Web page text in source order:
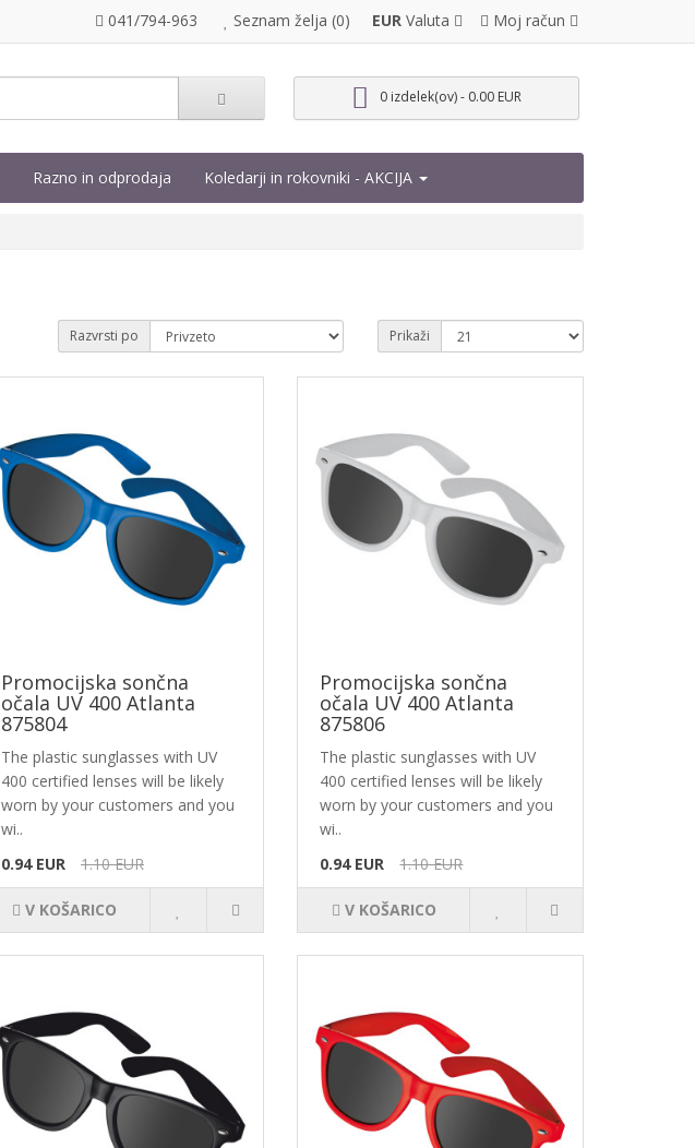
041/794-963 Seznam želja (0) EUR Valuta Moj račun
0 izdelek(ov) - 0.00 EUR
Razno in odprodaja Koledarji in rokovniki - AKCIJA
Razvrsti po Prikaži
Promocijska sončna
očala UV 400 Atlanta
875804
The plastic sunglasses with UV
400 certified lenses will be likely
worn by your customers and you
wi..
0.94 EUR
1.10 EUR
V KOŠARICO
Promocijska sončna
očala UV 400 Atlanta
875806
The plastic sunglasses with UV
400 certified lenses will be likely
worn by your customers and you
wi..
0.94 EUR
1.10 EUR
V KOŠARICO